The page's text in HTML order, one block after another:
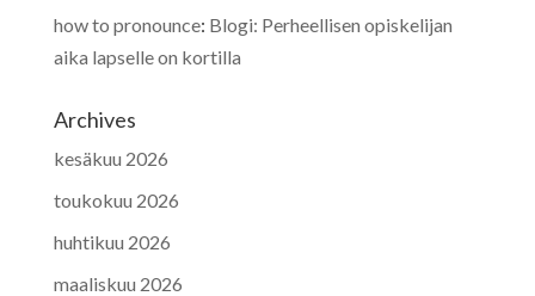
how to pronounce: Blogi: Perheellisen opiskelijan
aika lapselle on kortilla
Archives
kesäkuu 2026
toukokuu 2026
huhtikuu 2026
maaliskuu 2026